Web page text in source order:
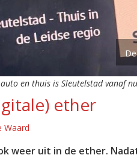
en thuis is Sleutelstad vanaf
ether
Waard
weer uit in de ether.